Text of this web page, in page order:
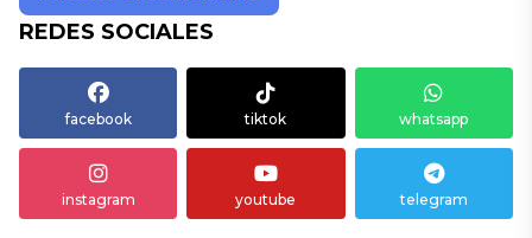
REDES SOCIALES
facebook tiktok whatsapp
instagram youtube telegram